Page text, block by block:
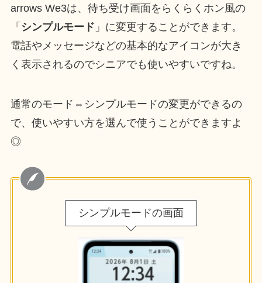
arrows We3は、待ち受け画面をらくらくホン風の
「 シンプルモード 」に変更することができます。
電話やメッセージなどの基本的なアイコンが大き
く表示されるのでシニアでも使いやすいですね。
通常のモード⇔シンプルモードの変更ができるの
で、使いやすい方を選んで使うことができますよ
◎
シンプルモードの画面